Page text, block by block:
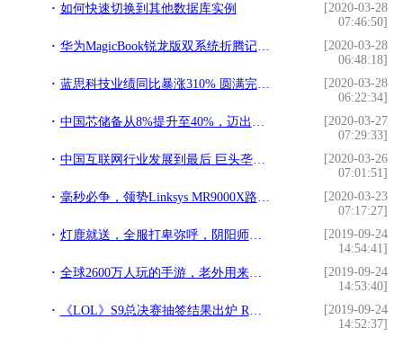
如何快速切换到其他数据库实例
[2020-03-28
07:46:50]
华为MagicBook锐龙版双系统折腾记六：matlab
[2020-03-28
06:48:18]
蓝思科技业绩同比暴涨310% 圆满完成全年突围增长目标
[2020-03-28
06:22:34]
中国芯储备从8%提升至40%，迈出关键一步，将减少对外进口的依赖
[2020-03-27
07:29:33]
中国互联网行业发展到最后 巨头垄断了前两名剩下不值一提
[2020-03-26
07:01:51]
毫秒必争，领势Linksys MR9000X路由器为电竞而生
[2020-03-23
07:17:27]
灯鹿就送，全服打卑弥呼，阴阳师三周年活动你打几分：出货才快乐
[2019-09-24
14:54:41]
全球2600万人玩的手游，老外用来打架，中国玩家却拿来学外语？
[2019-09-24
14:53:40]
《LOL》S9总决赛抽签结果出炉 RNG小组赛将对上SKT
[2019-09-24
14:52:37]